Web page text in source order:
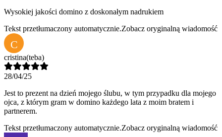
Wysokiej jakości domino z doskonałym nadrukiem
Tekst przetłumaczony automatycznie.Zobacz oryginalną wiadomość
C
cristina(teba)
28/04/25
Jest to prezent na dzień mojego ślubu, w tym przypadku dla mojego
ojca, z którym gram w domino każdego lata z moim bratem i
partnerem.
Tekst przetłumaczony automatycznie.Zobacz oryginalną wiadomość